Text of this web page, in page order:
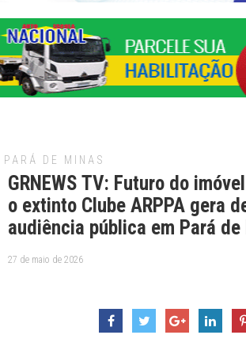
PARÁ DE MINAS
GRNEWS TV: Futuro do
o extinto Clube ARPPA gera
audiência pública em Pará de
27 de maio de 2026